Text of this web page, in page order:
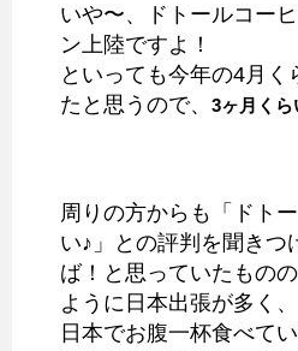
いや〜、ドトールコー
ン上陸ですよ！
といっても今年の4月く
たと思うので、 3ヶ月くら
周りの方からも「ドト
い♪」との評判を聞きつ
ば！と思っていたもの
ように日本出張が多く
日本でお腹一杯食べて